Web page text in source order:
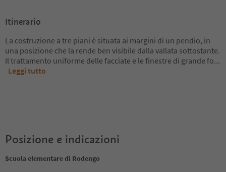
Itinerario
La costruzione a tre piani è situata ai margini di un pendio, in
una posizione che la rende ben visibile dalla vallata sottostante.
Il trattamento uniforme delle facciate e le finestre di grande fo...
Leggi tutto
Posizione e indicazioni
Scuola elementare di Rodengo